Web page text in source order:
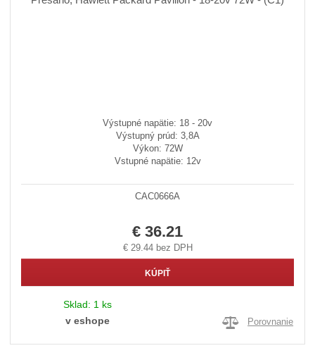
Výstupné napätie: 18 - 20v
Výstupný prúd: 3,8A
Výkon: 72W
Vstupné napätie: 12v
CAC0666A
€ 36.21
€ 29.44 bez DPH
KÚPIŤ
Sklad: 1 ks
v eshope
Porovnanie